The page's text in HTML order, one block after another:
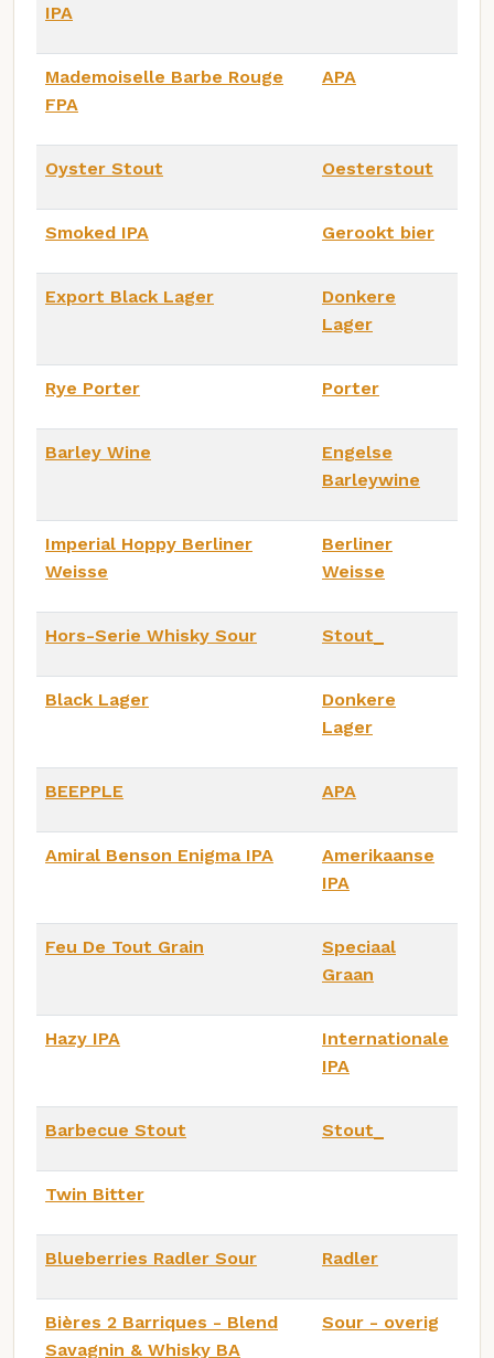
IPA
Mademoiselle Barbe Rouge
FPA
APA
Oyster Stout Oesterstout
Smoked IPA Gerookt bier
Export Black Lager
Donkere
Lager
Rye Porter Porter
Barley Wine
Engelse
Barleywine
Imperial Hoppy Berliner
Weisse
Berliner
Weisse
Hors-Serie Whisky Sour Stout_
Black Lager
Donkere
Lager
BEEPPLE APA
Amiral Benson Enigma IPA
Amerikaanse
IPA
Feu De Tout Grain
Speciaal
Graan
Hazy IPA
Internationale
IPA
Barbecue Stout Stout_
Twin Bitter
Blueberries Radler Sour Radler
Bières 2 Barriques - Blend
Savagnin & Whisky BA
Sour - overig